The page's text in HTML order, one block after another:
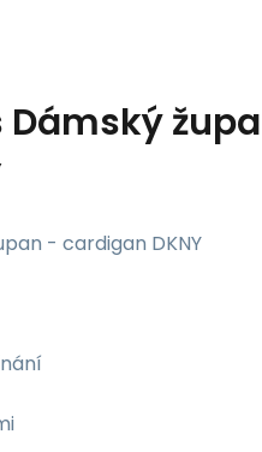
Dámský
- cardigan DKNY